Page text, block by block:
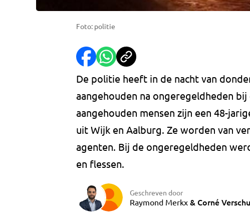
Foto: politie
De politie heeft in de nacht van
aangehouden na ongeregeldheden
aangehouden mensen zijn een 48-
uit Wijk en Aalburg. Ze worden van
agenten. Bij de ongeregeldheden
en flessen.
Geschreven door
Raymond Merkx & Corné